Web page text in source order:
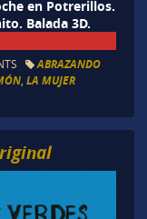
en Potrerillos.
Balada 3D.
ABRAZANDO
, LA MUJER